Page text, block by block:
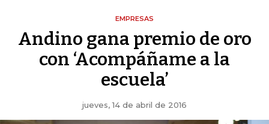
EMPRESAS
Andino gana premio de oro
con ‘Acompáñame a la
escuela’
jueves, 14 de abril de 2016